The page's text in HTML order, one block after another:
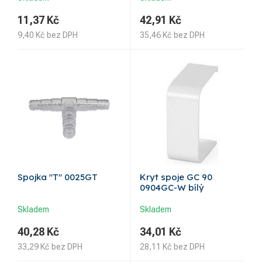
11,37 Kč
9,40 Kč bez DPH
42,91 Kč
35,46 Kč bez DPH
Spojka "T" 0025GT
Skladem
40,28 Kč
33,29 Kč bez DPH
Kryt spoje GC 90
0904GC-W bílý
Skladem
34,01 Kč
28,11 Kč bez DPH